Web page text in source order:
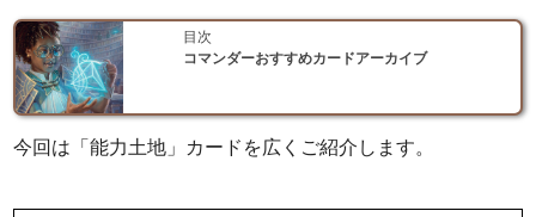
目次
コマンダーおすすめカードアーカイブ
今回は「能力土地」カードを広くご紹介します。